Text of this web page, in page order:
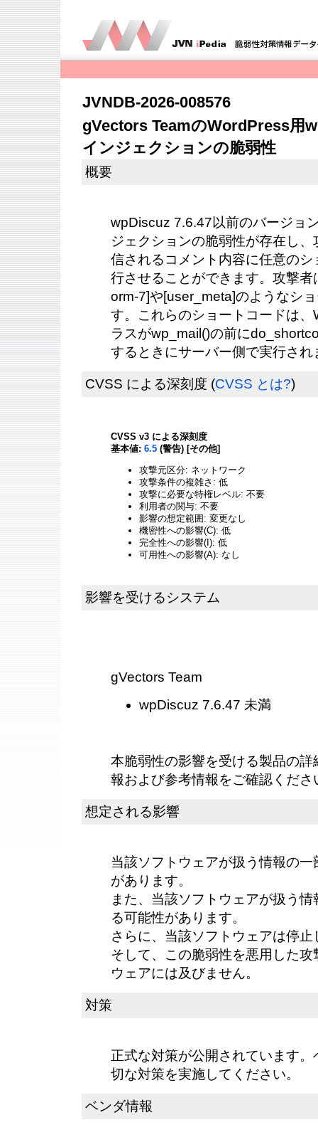
JVNDB-2026-008576
gVectors TeamのWordPress用
インジェクションの脆弱性
概要
wpDiscuz 7.6.47以前のバージョ
ジェクションの脆弱性が存在し
信されるコメント内容に任意の
行させることができます。攻撃
orm-7]や[user_meta]のようなシ
す。これらのショートコードは
ラスがwp_mail()の前に
するときにサーバー側で実行され
CVSS による深刻度 (CVSS とは?)
CVSS v3 による深刻度
基本値: 6.5 (警告) [その他]
攻撃元区分: ネットワーク
攻撃条件の複雑さ: 低
攻撃に必要な特権レベル: 不要
利用者の関与: 不要
影響の想定範囲: 変更なし
機密性への影響(C): 低
完全性への影響(I): 低
可用性への影響(A): なし
影響を受けるシステム
gVectors Team
wpDiscuz 7.6.47 未満
本脆弱性の影響を受ける製品の
報および参考情報をご確認くださ
想定される影響
当該ソフトウェアが扱う情報の
があります。
また、当該ソフトウェアが扱う
る可能性があります。
さらに、当該ソフトウェアは停止
そして、この脆弱性を悪用した
ウェアには及びません。
対策
正式な対策が公開されています
切な対策を実施してください。
ベンダ情報